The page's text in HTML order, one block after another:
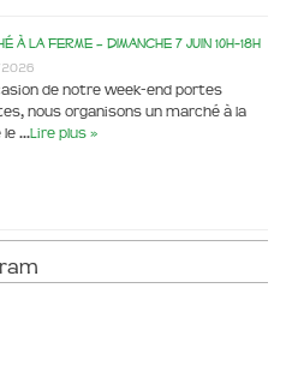
à la ferme – dimanche 7 juin 10h-18h
de notre week-end portes
nous organisons un marché à la
le …Lire plus »